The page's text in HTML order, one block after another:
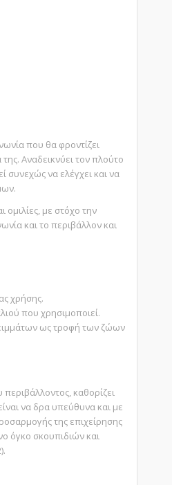
που θα φροντίζει
Αναδεικνύει τον πλούτο
συνεχώς να ελέγχει και να
με στόχο την
και το περιβάλλον και
χρήσης.
που χρησιμοποιεί.
ως τροφή των ζώων
καθορίζει
να δρα υπεύθυνα και με
της επιχείρησης
όγκο σκουπιδιών και